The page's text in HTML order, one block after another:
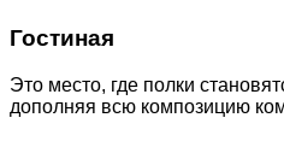
Гостиная
Это место, где полки
дополняя всю композицию